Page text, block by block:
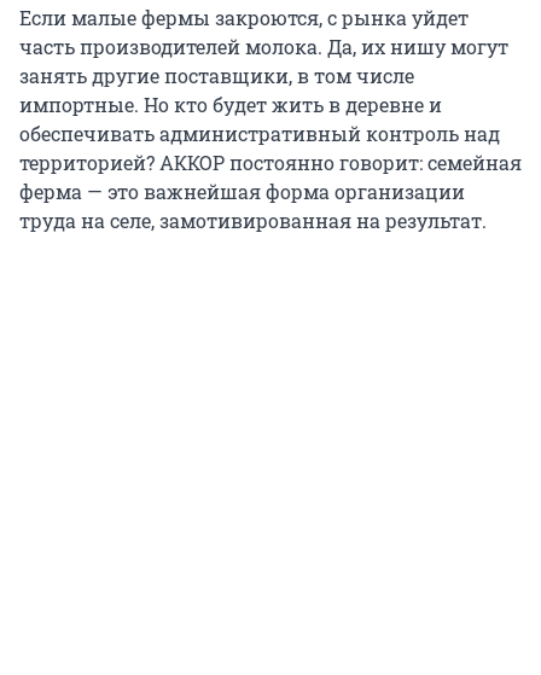
Если малые фермы закроются, с рынка уйдет
часть производителей молока. Да, их нишу могут
занять другие поставщики, в том числе
импортные. Но кто будет жить в деревне и
обеспечивать административный контроль над
территорией? АККОР постоянно говорит: семейная
ферма — это важнейшая форма организации
труда на селе, замотивированная на результат.